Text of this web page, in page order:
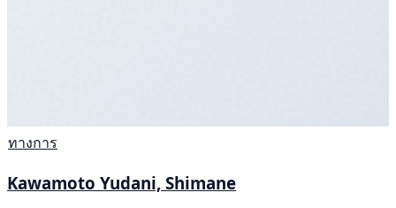
ทางการ
Kawamoto Yudani, Shimane